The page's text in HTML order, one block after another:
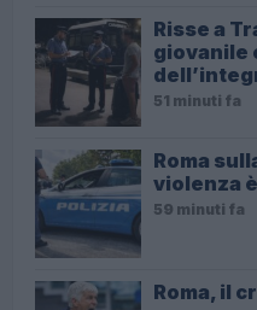
Risse a
giovanile
51 minuti fa
Roma
violenza
59 minuti fa
Roma, il